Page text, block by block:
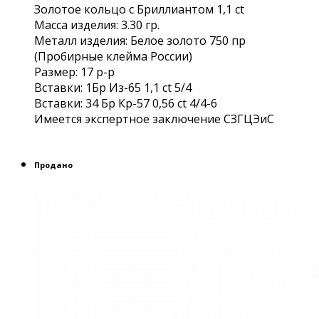
Золотое кольцо с Бриллиантом 1,1 ct
Масса изделия: 3.30 гр.
Металл изделия: Белое золото 750 пр
(Пробирные клейма России)
Размер: 17 р-р
Вставки: 1Бр Из-65 1,1 ct 5/4
Вставки: 34 Бр Кр-57 0,56 ct 4/4-6
Имеется экспертное заключение СЗГЦЭиС
Продано